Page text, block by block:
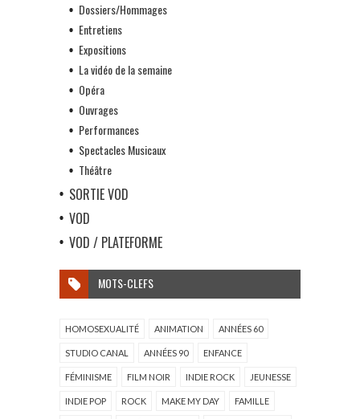
Dossiers/Hommages
Entretiens
Expositions
La vidéo de la semaine
Opéra
Ouvrages
Performances
Spectacles Musicaux
Théâtre
SORTIE VOD
VOD
VOD / PLATEFORME
MOTS-CLEFS
HOMOSEXUALITÉ ANIMATION ANNÉES 60
STUDIO CANAL ANNÉES 90 ENFANCE
FÉMINISME FILM NOIR INDIE ROCK JEUNESSE
INDIE POP ROCK MAKE MY DAY FAMILLE